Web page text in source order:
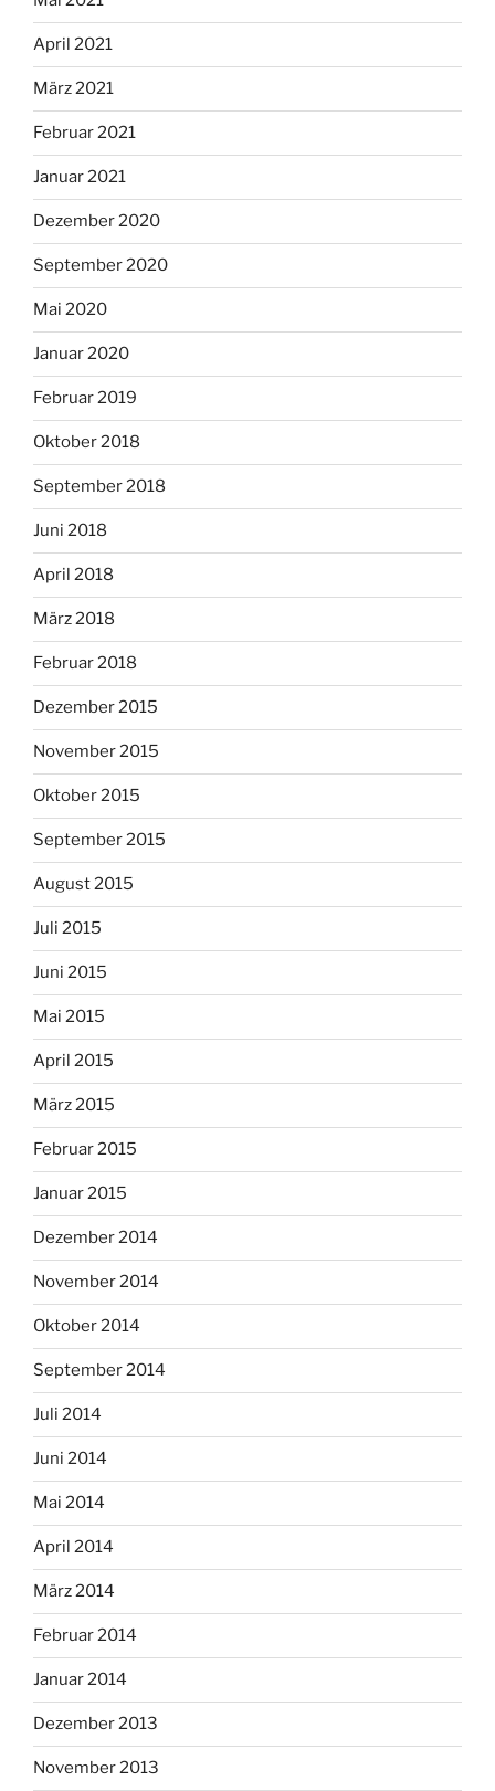
April 2021
März 2021
Februar 2021
Januar 2021
Dezember 2020
September 2020
Mai 2020
Januar 2020
Februar 2019
Oktober 2018
September 2018
Juni 2018
April 2018
März 2018
Februar 2018
Dezember 2015
November 2015
Oktober 2015
September 2015
August 2015
Juli 2015
Juni 2015
Mai 2015
April 2015
März 2015
Februar 2015
Januar 2015
Dezember 2014
November 2014
Oktober 2014
September 2014
Juli 2014
Juni 2014
Mai 2014
April 2014
März 2014
Februar 2014
Januar 2014
Dezember 2013
November 2013